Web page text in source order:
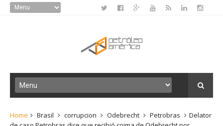
Home Brasil corrupcion Odebrecht Petrobras
Delator